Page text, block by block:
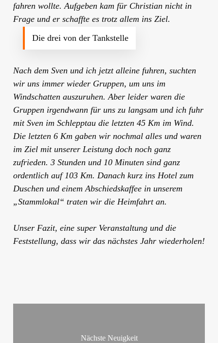
fahren wollte. Aufgeben kam für Christian nicht in
Frage und er schaffte es trotz allem ins Ziel.
Die drei von der Tankstelle
Nach dem Sven und ich jetzt alleine fuhren, suchten
wir uns immer wieder Gruppen, um uns im
Windschatten auszuruhen. Aber leider waren die
Gruppen irgendwann für uns zu langsam und ich fuhr
mit Sven im Schlepptau die letzten 45 Km im Wind.
Die letzten 6 Km gaben wir nochmal alles und waren
im Ziel mit unserer Leistung doch noch ganz
zufrieden. 3 Stunden und 10 Minuten sind ganz
ordentlich auf 103 Km. Danach kurz ins Hotel zum
Duschen und einem Abschiedskaffee in unserem
„Stammlokal“ traten wir die Heimfahrt an.
Unser Fazit, eine super Veranstaltung und die
Feststellung, dass wir das nächstes Jahr wiederholen!
Nächste Neuigkeit